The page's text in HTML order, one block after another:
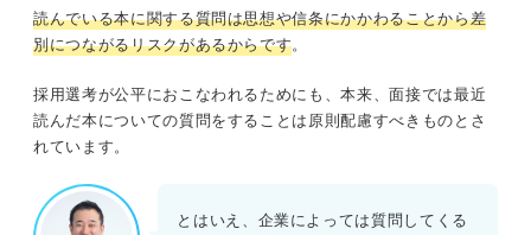
①最近読んだ本は何か
③どのような学びを得たのか
面接で「最近読んだ本」を聞かれた際の回答例12
読んでいる本に関する質問は思想や信条にかかわることから差
別につながるリスクがあるからです。
採用選考が公平におこなわれるためにも、本来、面接では最近
読んだ本についての質問をすることは原則配慮すべきものとさ
れています。
とはいえ、企業によっては質問してくる